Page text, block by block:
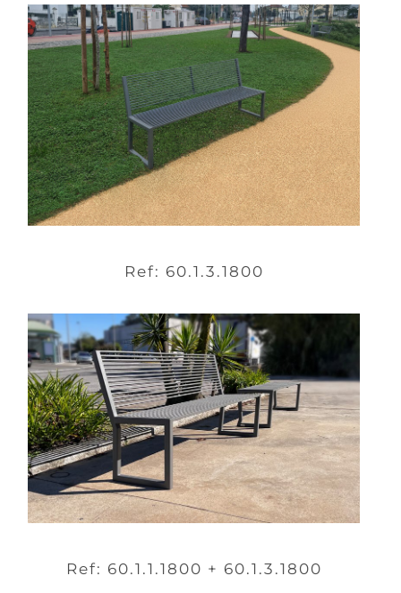
Ref: 60.1.3.1800
Ref: 60.1.1.1800 + 60.1.3.1800